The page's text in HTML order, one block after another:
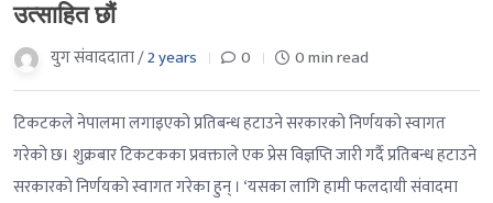
उत्साहित छौं
युग संवाददाता /2 years 0 0 min read
टिकटकले नेपालमा लगाइएको प्रतिबन्ध हटाउने सरकारको निर्णयको स्वागत
गरेको छ। शुक्रबार टिकटकका प्रवक्ताले एक प्रेस विज्ञप्ति जारी गर्दै प्रतिबन्ध हटाउने
सरकारको निर्णयको स्वागत गरेका हुन् । ‘यसका लागि हामी फलदायी संवादमा